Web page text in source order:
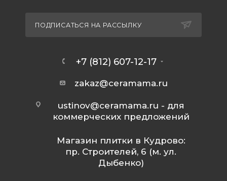
ПОДПИСАТЬСЯ НА РАССЫЛКУ
+7 (812) 607-12-17
zakaz@ceramama.ru
ustinov@ceramama.ru - для
коммерческих предложений
Магазин плитки в Кудрово:
пр. Строителей, 6 (м. ул.
Дыбенко)